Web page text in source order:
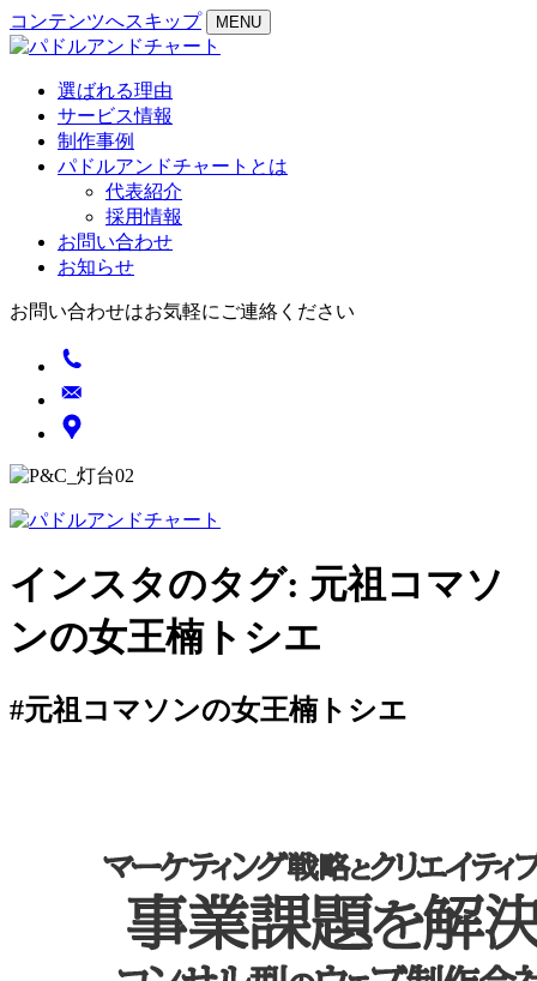
コンテンツへスキップ MENU
選ばれる理由
サービス情報
制作事例
パドルアンドチャートとは
代表紹介
採用情報
お問い合わせ
お知らせ
お問い合わせはお気軽にご連絡ください
インスタのタグ: 元祖コマソ
ンの女王楠トシエ
#元祖コマソンの女王楠トシエ